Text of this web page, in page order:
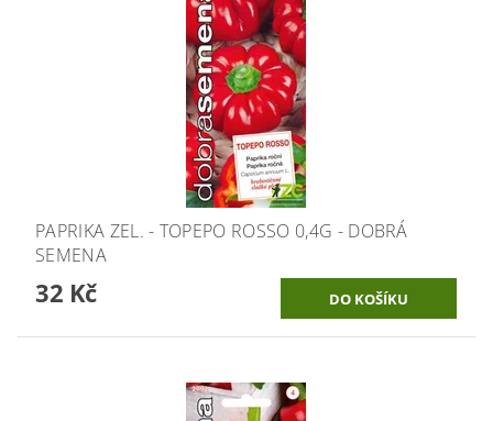
PAPRIKA ZEL. - TOPEPO ROSSO 0,4G - DOBRÁ
SEMENA
32 Kč